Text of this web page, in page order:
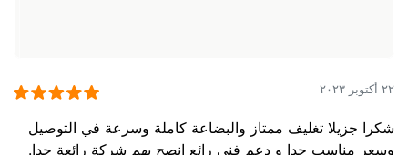
٢٢ أكتوبر ٢٠٢٣
شكرا جزيلا تغليف ممتاز والبضاعة كاملة وسرعة في التوصيل
وسعر مناسب جدا و دعم فني رائع انصح بهم شركة رائعة جدا.